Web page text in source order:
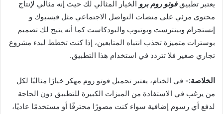
يعتبر تطبيقفوتو روم برو الخيار المثالي لك حيث إنه مثالي لإنتاج
محتوى مرئي على منصات التواصل الاجتماعي مثل فيسبوك و
إنستجرام وبينترست ويوتيوب والبودكاست كما أنه يتيح لك تصميم
بوسترات متميزة تجذب انتباه المتابعين، إذا كنت تخطط لبدء مشروع
تجاري صغير فلا تتردد في استخدام هذا التطبيق.
الخلاصة:- في الختام، يعتبر تحميل فوتو روم مهكر خيارًا مثاليًا لكل
من يرغب في الاستفادة من الميزات الكبيرة للتطبيق دون الحاجة
لدفع أي رسوم إضافية سواء كنت مصورًا محترفًا أو مستخدمًا عاديًا،